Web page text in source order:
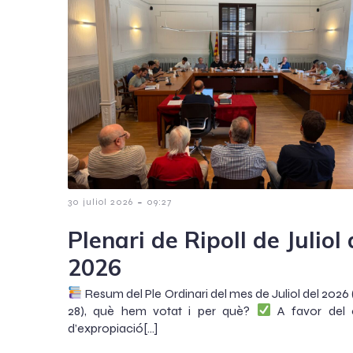
30 juliol 2026 - 09:27
Plenari de Ripoll de Juliol
2026
Resum del Ple Ordinari del mes de Juliol del
28), què hem votat i per què?
A favor del
d’expropiació[…]